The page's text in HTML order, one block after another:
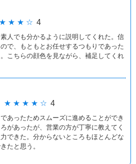
★ ★ ☆ 4
人でも分かるように説明してくれた。信
で、もともとお任せするつもりであった
こちらの顔色を見ながら、補足してくれ
★ ★ ★ ★ ☆ 4
あったためスムーズに進めることができ
があったが、営業の方が丁寧に教えてく
できた。分からないところもほとんどな
たと思う。